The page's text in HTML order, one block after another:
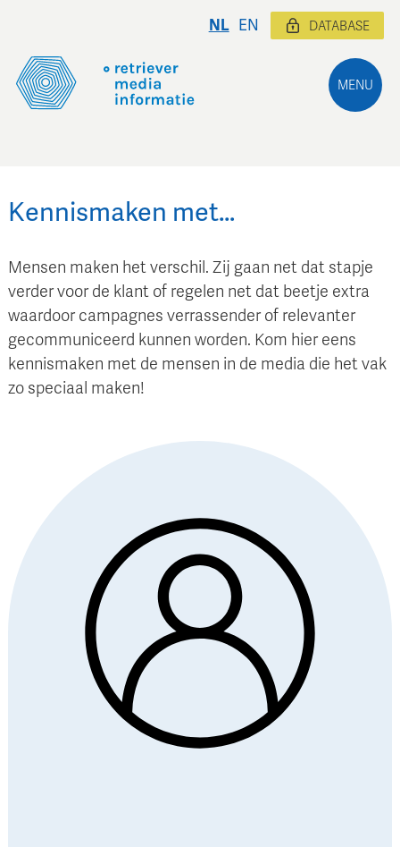
MENU
NL EN DATABASE
Kennismaken met…
Mensen maken het verschil. Zij gaan net dat stapje
verder voor de klant of regelen net dat beetje extra
waardoor campagnes verrassender of relevanter
gecommuniceerd kunnen worden. Kom hier eens
kennismaken met de mensen in de media die het vak
zo speciaal maken!